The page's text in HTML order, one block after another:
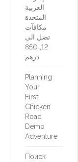
العربية
المتحدة
مكافآت
تصل الى
12, 850
درهم
Planning
Your
First
Chicken
Road
Demo
Adventure
Поиск